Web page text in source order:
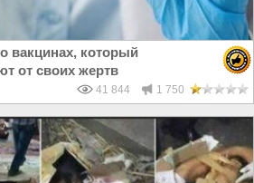
вакцинах, который
от своих жертв
41 844 1 750